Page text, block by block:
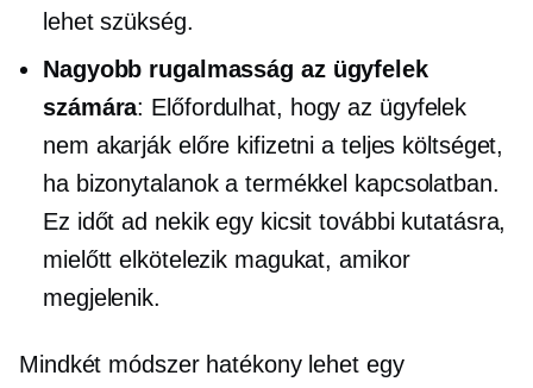
lehet szükség.
Nagyobb rugalmasság az ügyfelek
számára: Előfordulhat, hogy az ügyfelek
nem akarják előre kifizetni a teljes költséget,
ha bizonytalanok a termékkel kapcsolatban.
Ez időt ad nekik egy kicsit további kutatásra,
mielőtt elkötelezik magukat, amikor
megjelenik.
Mindkét módszer hatékony lehet egy